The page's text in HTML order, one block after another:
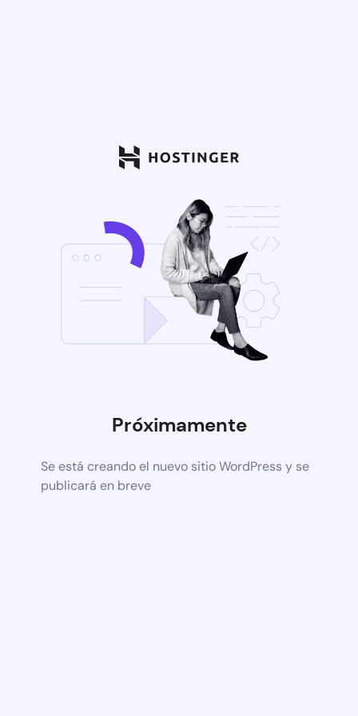
Próximamente
Se está creando el nuevo sitio WordPress y se
publicará en breve